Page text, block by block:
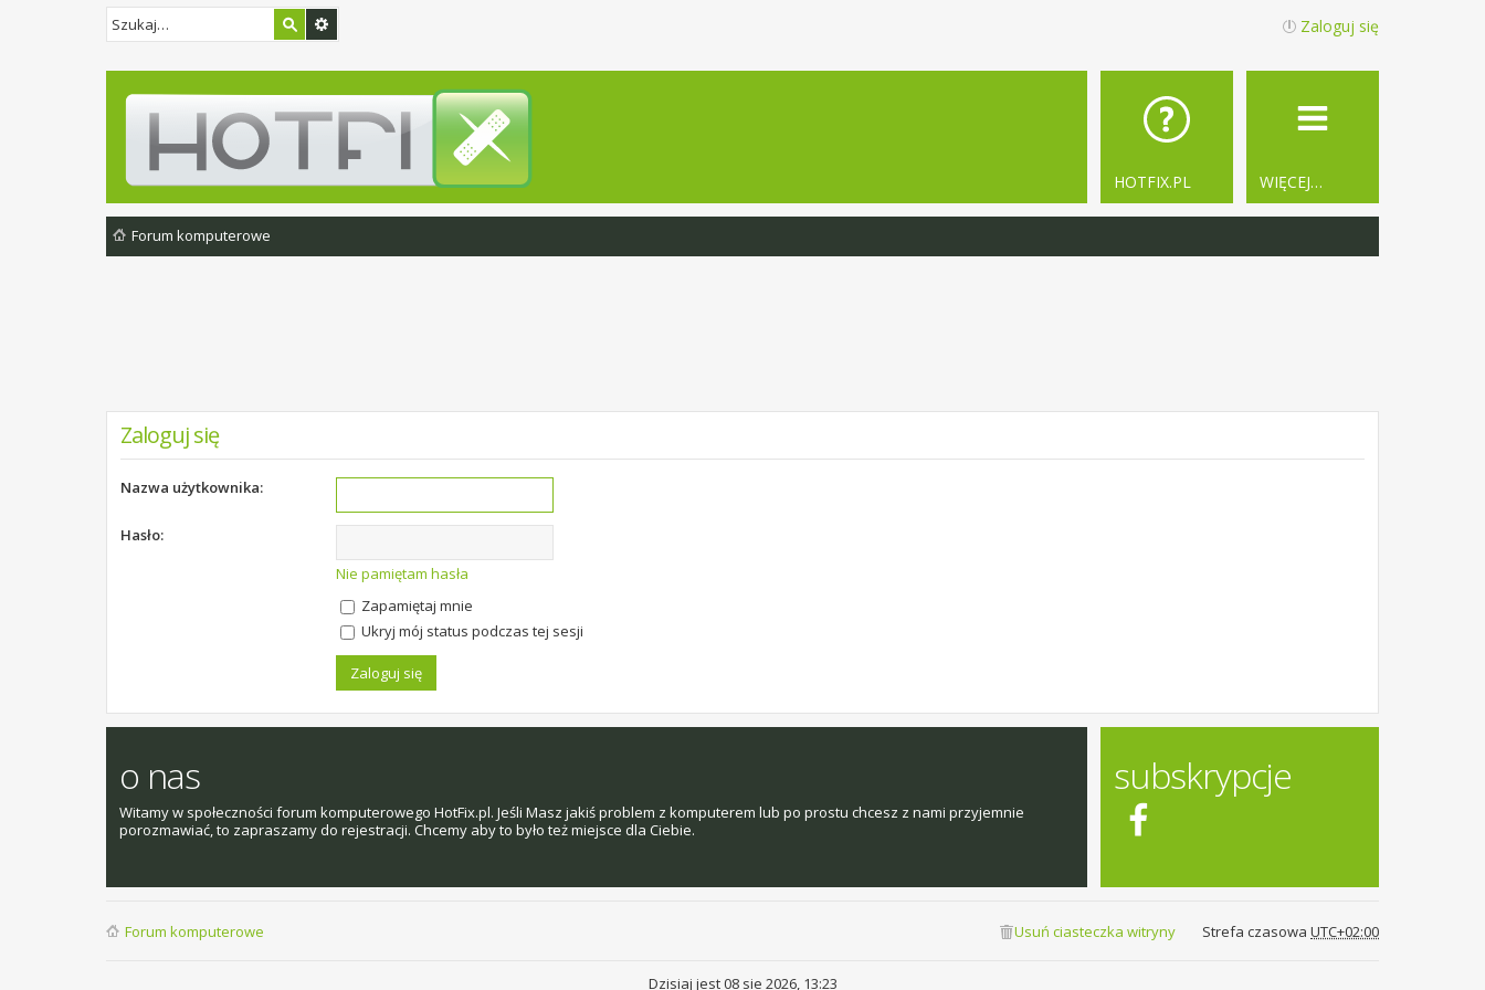
Zaloguj się
WIĘCEJ…
HOTFIX.PL
Forum komputerowe
Zaloguj się
Nazwa użytkownika:
Hasło:
Nie pamiętam hasła
Zapamiętaj mnie
Ukryj mój status podczas tej sesji
o nas
Witamy w społeczności forum komputerowego HotFix.pl. Jeśli Masz jakiś problem z komputerem lub po prostu chcesz z nami przyjemnie
porozmawiać, to zapraszamy do rejestracji. Chcemy aby to było też miejsce dla Ciebie.
subskrypcje
Forum komputerowe Strefa czasowa UTC+02:00
Usuń ciasteczka witryny
Dzisiaj jest 08 sie 2026, 13:23